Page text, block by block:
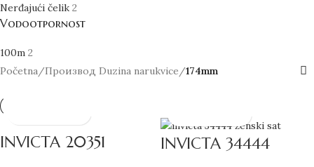
Nerđajući čelik 2
Vodootpornost
100m 2
Početna/Производ Duzina narukvice/174mm
INVICTA 20351 INVICTA 34444